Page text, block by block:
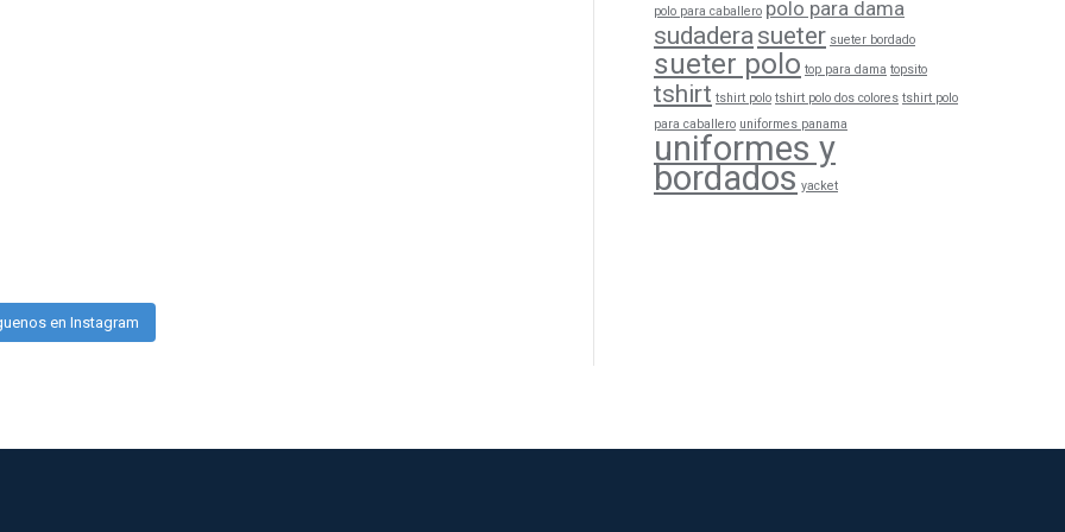
en Instagram
polo para caballero polo para dama
sudadera sueter sueter bordado
sueter polo top para dama topsito
tshirt tshirt polo tshirt polo dos colores tshirt polo
para caballero uniformes panama
uniformes y
bordados yacket